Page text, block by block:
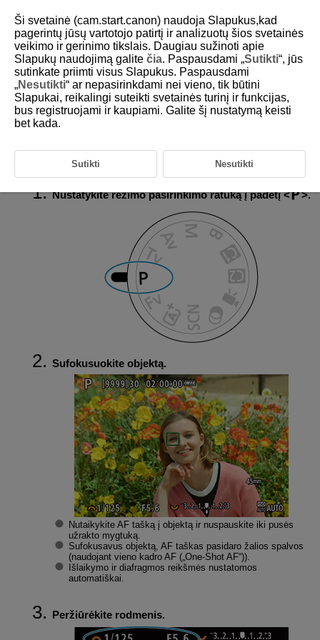
D185-046
P: AE programa
Fotoaparatas automatiškai nustato objekto skaistį atitinkantį išlaikymą ir
Nustatykite režimo pasirinkimo ratuką į padėtį .
Sufokusuokite objektą.
Nutaikykite AF tašką į objektą ir nuspauskite iki pusės
užrakto mygtuką.
Sufokusavus objektą, AF taškas pasidaro žalios spalvos
(naudojant vieno kadro AF („One-Shot AF“)).
Išlaikymo ir diafragmos reikšmės nustatomos
automatiškai.
Peržiūrėkite rodmenis.
Ši svetainė (cam.start.canon) naudoja Slapukus,kad
pagerintų jūsų vartotojo patirtį ir analizuotų šios svetainės
veikimo ir gerinimo tikslais. Daugiau sužinoti apie
Slapukų naudojimą galite čia. Paspausdami „Sutikti“, jūs
sutinkate priimti visus Slapukus. Paspausdami
„Nesutikti“ ar nepasirinkdami nei vieno, tik būtini
Slapukai, reikalingi suteikti svetainės turinį ir funkcijas,
bus registruojami ir kaupiami. Galite šį nustatymą keisti
bet kada.
Sutikti Nesutikti